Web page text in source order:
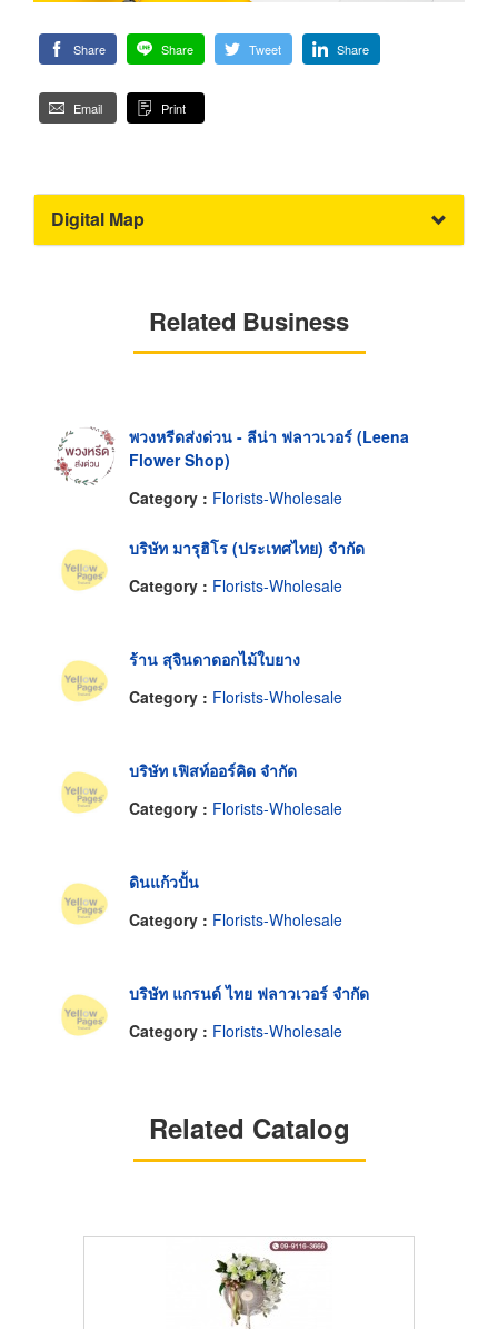
Share Share Tweet Share
Email Print
Digital Map
Related Business
พวงหรีดส่งด่วน - ​ลีน่า ฟลาวเวอร์ (Leena
Flower Shop)
Category : Florists-Wholesale
บริษัท มารุฮิโร (ประเทศไทย) จำกัด
Category : Florists-Wholesale
ร้าน สุจินดาดอกไม้ใบยาง
Category : Florists-Wholesale
บริษัท เฟิสท์ออร์คิด จำกัด
Category : Florists-Wholesale
ดินแก้วปั้น
Category : Florists-Wholesale
บริษัท แกรนด์ ไทย ฟลาวเวอร์ จำกัด
Category : Florists-Wholesale
Related Catalog